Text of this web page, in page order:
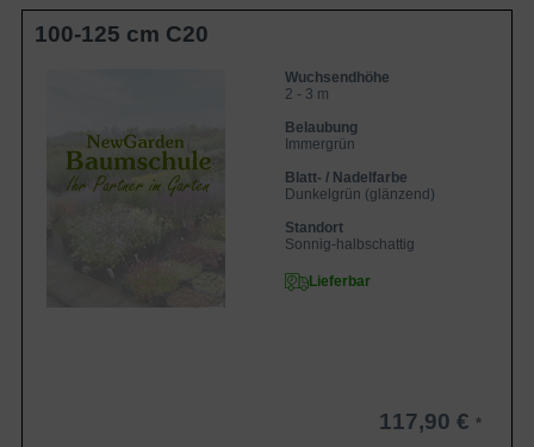
100-125 cm C20
Wuchsendhöhe
2 - 3 m
Belaubung
Immergrün
Blatt- / Nadelfarbe
Dunkelgrün (glänzend)
Standort
Sonnig-halbschattig
Lieferbar
117,90 €